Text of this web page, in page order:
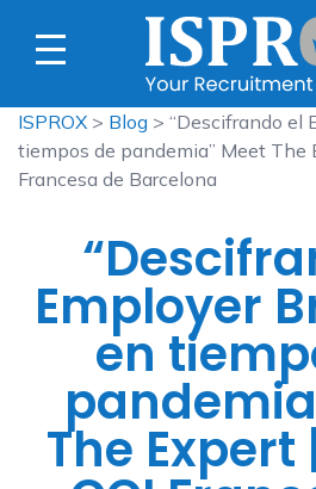
ISPROX > Blog > “Descifrando el
tiempos de pandemia” Meet The
Francesa de Barcelona
Employer
en
The Expert